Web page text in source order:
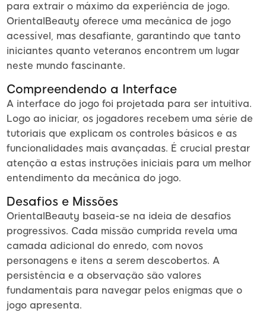
para extrair o máximo da experiência de jogo.
OrientalBeauty oferece uma mecânica de jogo
acessível, mas desafiante, garantindo que tanto
iniciantes quanto veteranos encontrem um lugar
neste mundo fascinante.
Compreendendo a Interface
A interface do jogo foi projetada para ser intuitiva.
Logo ao iniciar, os jogadores recebem uma série de
tutoriais que explicam os controles básicos e as
funcionalidades mais avançadas. É crucial prestar
atenção a estas instruções iniciais para um melhor
entendimento da mecânica do jogo.
Desafios e Missões
OrientalBeauty baseia-se na ideia de desafios
progressivos. Cada missão cumprida revela uma
camada adicional do enredo, com novos
personagens e itens a serem descobertos. A
persistência e a observação são valores
fundamentais para navegar pelos enigmas que o
jogo apresenta.